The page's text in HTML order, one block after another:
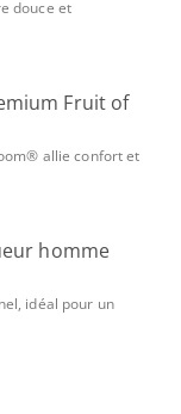
douce et
Fruit of
allie confort et
homme
idéal pour un